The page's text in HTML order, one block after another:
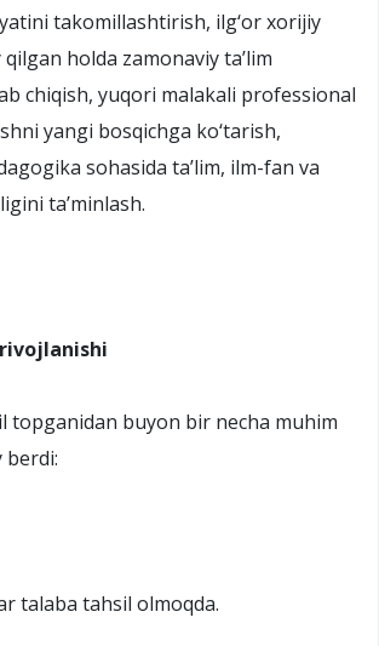
takomillashtirish, ilg‘or xorijiy
holda zamonaviy ta’lim
chiqish, yuqori malakali professional
yangi bosqichga ko‘tarish,
sohasida ta’lim, ilm-fan va
ta’minlash.
buyon bir necha muhim
berdi:
talaba tahsil olmoqda.